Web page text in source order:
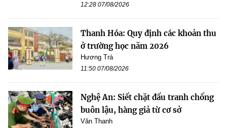
12:28 07/08/2026
Thanh Hóa: Quy định các khoản thu
ở trường học năm 2026
Hương Trà
11:50 07/08/2026
Nghệ An: Siết chặt đấu tranh chống
buôn lậu, hàng giả từ cơ sở
Văn Thanh